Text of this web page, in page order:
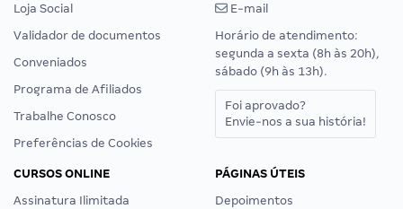
Loja Social
Validador de documentos
Conveniados
Programa de Afiliados
Trabalhe Conosco
Preferências de Cookies
E-mail
Horário de atendimento:
segunda a sexta (8h às 20h),
sábado (9h às 13h).
Foi aprovado?
Envie-nos a sua história!
CURSOS ONLINE
Assinatura Ilimitada
PÁGINAS ÚTEIS
Depoimentos